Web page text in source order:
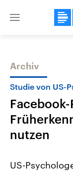
Close
Themen
Archiv
Studie von US-
nutzen
US-